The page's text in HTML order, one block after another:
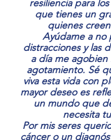
resiliencia para
que tienes un
quienes
Ayúdame a no
distracciones y las
a día me
agotamiento. Sé
viva esta vida con
mayor deseo es
un mundo que
necesita
Por mis seres
cáncer o un